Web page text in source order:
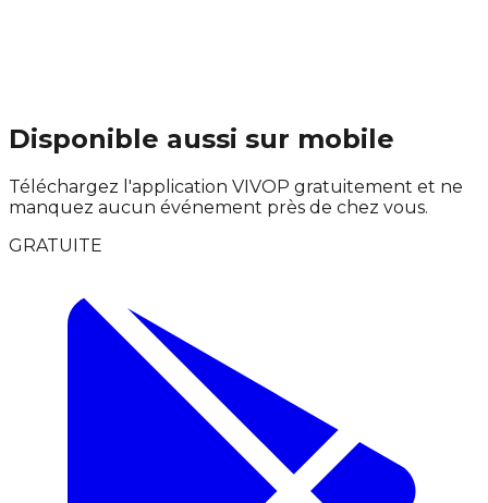
Disponible aussi sur mobile
Téléchargez l'application VIVOP gratuitement et ne
manquez aucun événement près de chez vous.
GRATUITE